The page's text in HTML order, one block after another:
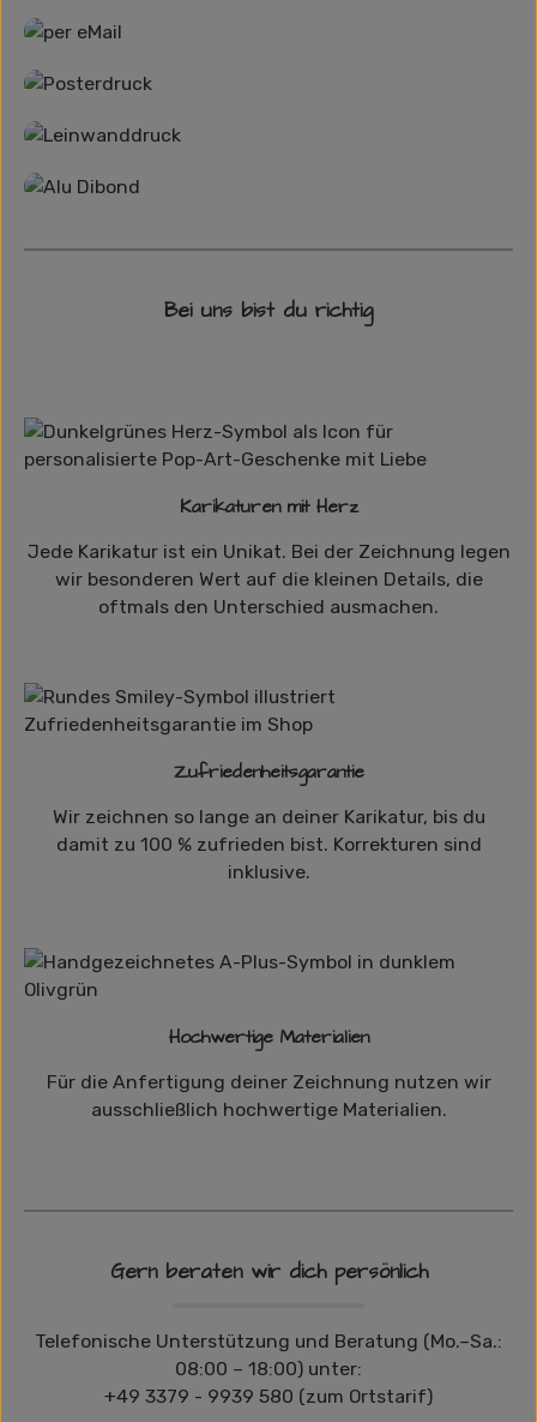
Bei uns bist du richtig
Karikaturen mit Herz
Jede Karikatur ist ein Unikat. Bei der Zeichnung legen
wir besonderen Wert auf die kleinen Details, die
oftmals den Unterschied ausmachen.
Zufriedenheitsgarantie
Wir zeichnen so lange an deiner Karikatur, bis du
damit zu 100 % zufrieden bist. Korrekturen sind
inklusive.
Hochwertige Materialien
Für die Anfertigung deiner Zeichnung nutzen wir
ausschließlich hochwertige Materialien.
Gern beraten wir dich persönlich
Telefonische Unterstützung und Beratung (Mo.–Sa.:
08:00 – 18:00) unter:
+49 3379 - 9939 580 (zum Ortstarif)